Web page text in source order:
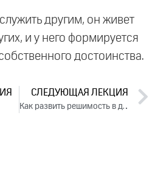
другим, он живет
и у него формируется
достоинства.
СЛЕДУЮЩАЯ ЛЕКЦИЯ
Как развить решимость в достижении цели (2020)